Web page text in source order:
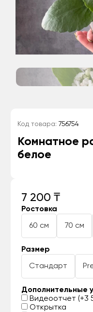
Код товара: 756754
Комнатное
белое
7 200 ₸
Ростовка
60 см 70 см
Размер
Стандарт
Дополнительные
Видеоотчет (+3
Открытка